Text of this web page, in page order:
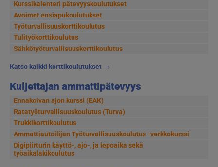
Kurssikalenteri pätevyyskoulutukset
Avoimet ensiapukoulutukset
Työturvallisuuskorttikoulutus
Tulityökorttikoulutus
Sähkötyöturvallisuuskorttikoulutus
Katso kaikki korttikoulutukset
Kuljettajan ammattipätevyys
Ennakoivan ajon kurssi (EAK)
Ratatyöturvallisuuskoulutus (Turva)
Trukkikorttikoulutus
Ammattiautoilijan Työturvallisuuskoulutus -verkkokurssi
Digipiirturin käyttö-, ajo-, ja lepoaika sekä
työaikalakikoulutus